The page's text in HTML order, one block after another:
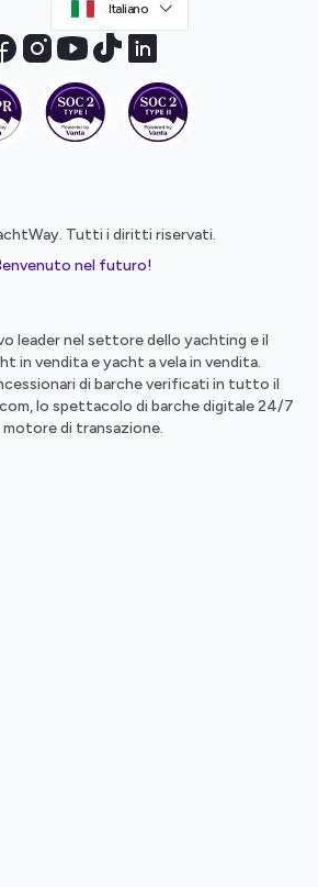
Italiano
Tutti i diritti riservati.
nel futuro!
leader nel settore dello yachting e il
in vendita e yacht a vela in vendita.
di barche verificati in tutto il
lo spettacolo di barche digitale 24/7
motore di transazione.